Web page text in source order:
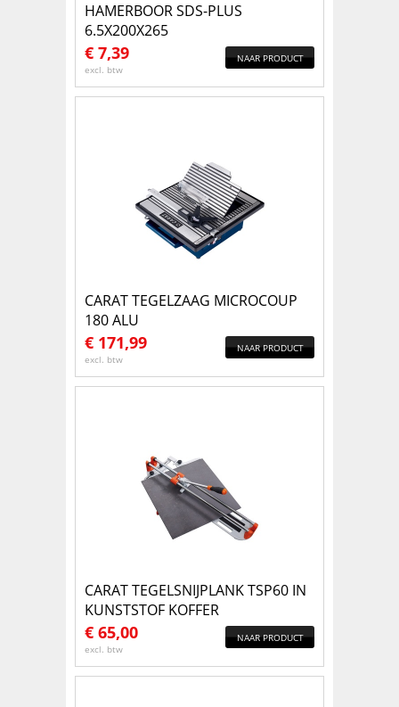
HAMERBOOR SDS-PLUS
6.5X200X265
€ 7,39
excl. btw
NAAR PRODUCT
CARAT TEGELZAAG MICROCOUP
180 ALU
€ 171,99
excl. btw
NAAR PRODUCT
CARAT TEGELSNIJPLANK TSP60 IN
KUNSTSTOF KOFFER
€ 65,00
excl. btw
NAAR PRODUCT